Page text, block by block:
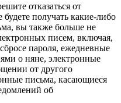
отказаться от
получать какие-либо
вы также больше не
писем, включая,
пароля, ежедневные
о няне, электронные
от другого
письма, касающиеся
об